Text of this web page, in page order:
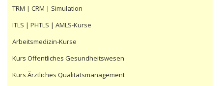
TRM | CRM | Simulation
ITLS | PHTLS | AMLS-Kurse
Arbeitsmedizin-Kurse
Kurs Öffentliches Gesundheitswesen
Kurs Ärztliches Qualitätsmanagement